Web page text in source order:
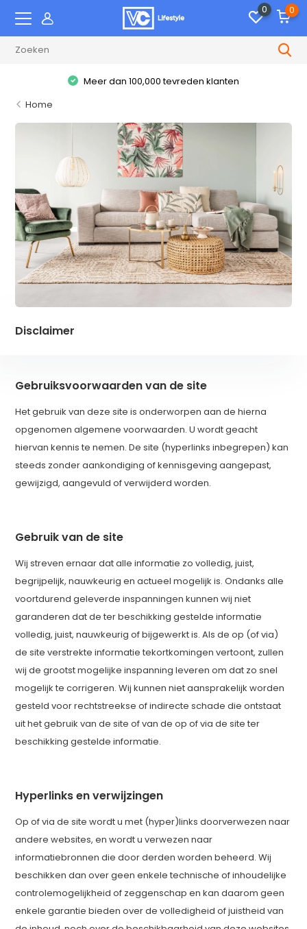
0 0
Meer dan 100,000 tevreden klanten
Home
Disclaimer
Gebruiksvoorwaarden van de site
Het gebruik van deze site is onderworpen aan de hierna
opgenomen algemene voorwaarden. U wordt geacht
hiervan kennis te nemen. De site (hyperlinks inbegrepen) kan
steeds zonder aankondiging of kennisgeving aangepast,
gewijzigd, aangevuld of verwijderd worden.
Gebruik van de site
Wij streven ernaar dat alle informatie zo volledig, juist,
begrijpelijk, nauwkeurig en actueel mogelijk is. Ondanks alle
voortdurend geleverde inspanningen kunnen wij niet
garanderen dat de ter beschikking gestelde informatie
volledig, juist, nauwkeurig of bijgewerkt is. Als de op (of via)
de site verstrekte informatie tekortkomingen vertoont, zullen
wij de grootst mogelijke inspanning leveren om dat zo snel
mogelijk te corrigeren. Wij kunnen niet aansprakelijk worden
gesteld voor rechtstreekse of indirecte schade die ontstaat
uit het gebruik van de site of van de op of via de site ter
beschikking gestelde informatie.
Hyperlinks en verwijzingen
Op of via de site wordt u met (hyper)links doorverwezen naar
andere websites, en wordt u verwezen naar
informatiebronnen die door derden worden beheerd. Wij
beschikken dan over geen enkele technische of inhoudelijke
controlemogelijkheid of zeggenschap en kan daarom geen
enkele garantie bieden over de volledigheid of juistheid van